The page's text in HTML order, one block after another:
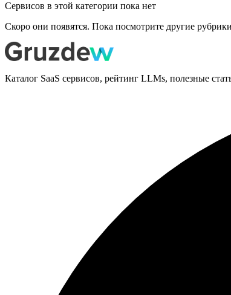
Сервисов в этой категории пока нет
Скоро они появятся. Пока посмотрите другие
Каталог SaaS сервисов, рейтинг LLMs, полезные